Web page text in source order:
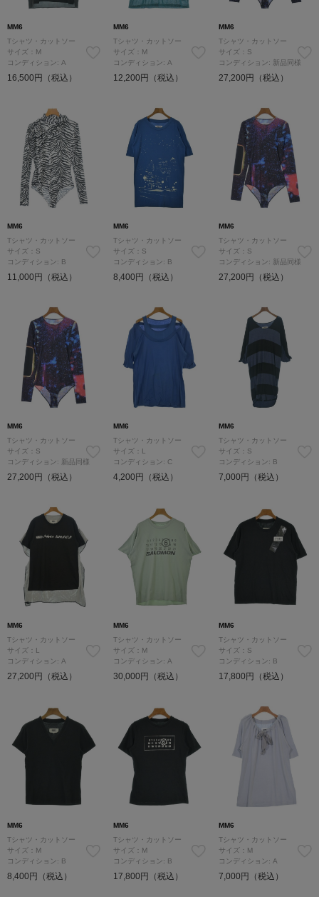
MM6
Tシャツ・カットソー
サイズ：M
コンディション: A
16,500円（税込）
MM6
Tシャツ・カットソー
サイズ：M
コンディション: A
12,200円（税込）
MM6
Tシャツ・カットソー
サイズ：S
コンディション: 新品同様
27,200円（税込）
MM6
Tシャツ・カットソー
サイズ：S
コンディション: B
11,000円（税込）
MM6
Tシャツ・カットソー
サイズ：S
コンディション: B
8,400円（税込）
MM6
Tシャツ・カットソー
サイズ：S
コンディション: 新品同様
27,200円（税込）
MM6
Tシャツ・カットソー
サイズ：S
コンディション: 新品同様
27,200円（税込）
MM6
Tシャツ・カットソー
サイズ：L
コンディション: C
4,200円（税込）
MM6
Tシャツ・カットソー
サイズ：S
コンディション: B
7,000円（税込）
MM6
Tシャツ・カットソー
サイズ：L
コンディション: A
27,200円（税込）
MM6
Tシャツ・カットソー
サイズ：M
コンディション: A
30,000円（税込）
MM6
Tシャツ・カットソー
サイズ：S
コンディション: B
17,800円（税込）
MM6
Tシャツ・カットソー
サイズ：M
コンディション: B
8,400円（税込）
MM6
Tシャツ・カットソー
サイズ：M
コンディション: B
17,800円（税込）
MM6
Tシャツ・カットソー
サイズ：M
コンディション: A
7,000円（税込）